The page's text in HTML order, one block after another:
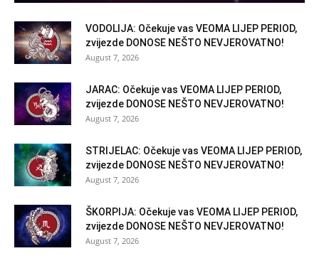
VODOLIJA: Očekuje vas VEOMA LIJEP PERIOD,
zvijezde DONOSE NEŠTO NEVJEROVATNO!
August 7, 2026
JARAC: Očekuje vas VEOMA LIJEP PERIOD,
zvijezde DONOSE NEŠTO NEVJEROVATNO!
August 7, 2026
STRIJELAC: Očekuje vas VEOMA LIJEP PERIOD,
zvijezde DONOSE NEŠTO NEVJEROVATNO!
August 7, 2026
ŠKORPIJA: Očekuje vas VEOMA LIJEP PERIOD,
zvijezde DONOSE NEŠTO NEVJEROVATNO!
August 7, 2026